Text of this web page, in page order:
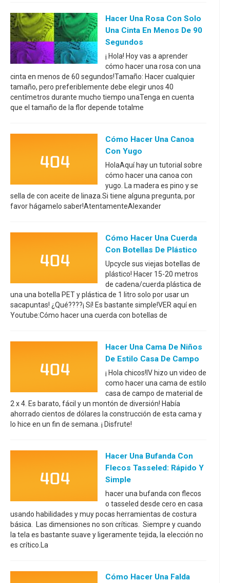
Hacer Una Rosa Con Solo
Una Cinta En Menos De 90
Segundos
¡ Hola! Hoy vas a aprender
cómo hacer una rosa con una
cinta en menos de 60 segundos!Tamaño: Hacer cualquier
tamaño, pero preferiblemente debe elegir unos 40
centímetros durante mucho tiempo unaTenga en cuenta
que el tamaño de la flor depende totalme
Cómo Hacer Una Canoa
Con Yugo
HolaAquí hay un tutorial sobre
cómo hacer una canoa con
yugo. La madera es pino y se
sella de con aceite de linaza.Si tiene alguna pregunta, por
favor hágamelo saber!AtentamenteAlexander
Cómo Hacer Una Cuerda
Con Botellas De Plástico
Upcycle sus viejas botellas de
plástico! Hacer 15-20 metros
de cadena/cuerda plástica de
una una botella PET y plástica de 1 litro solo por usar un
sacapuntas! ¿Qué????¡ Sí! Es bastante simple!VER aquí en
Youtube:Cómo hacer una cuerda con botellas de
Hacer Una Cama De Niños
De Estilo Casa De Campo
¡ Hola chicos!IV hizo un video de
como hacer una cama de estilo
casa de campo de material de
2 x 4. Es barato, fácil y un montón de diversión! Había
ahorrado cientos de dólares la construcción de esta cama y
lo hice en un fin de semana. ¡ Disfrute!
Hacer Una Bufanda Con
Flecos Tasseled: Rápido Y
Simple
hacer una bufanda con flecos
o tasseled desde cero en casa
usando habilidades y muy pocas herramientas de costura
básica. Las dimensiones no son críticas. Siempre y cuando
la tela es bastante suave y ligeramente tejida, la elección no
es crítico.La
Cómo Hacer Una Falda